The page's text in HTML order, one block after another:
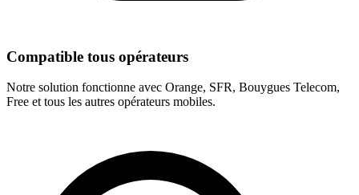
Compatible tous opérateurs
Notre solution fonctionne avec Orange, SFR, Bouygues Telecom,
Free et tous les autres opérateurs mobiles.